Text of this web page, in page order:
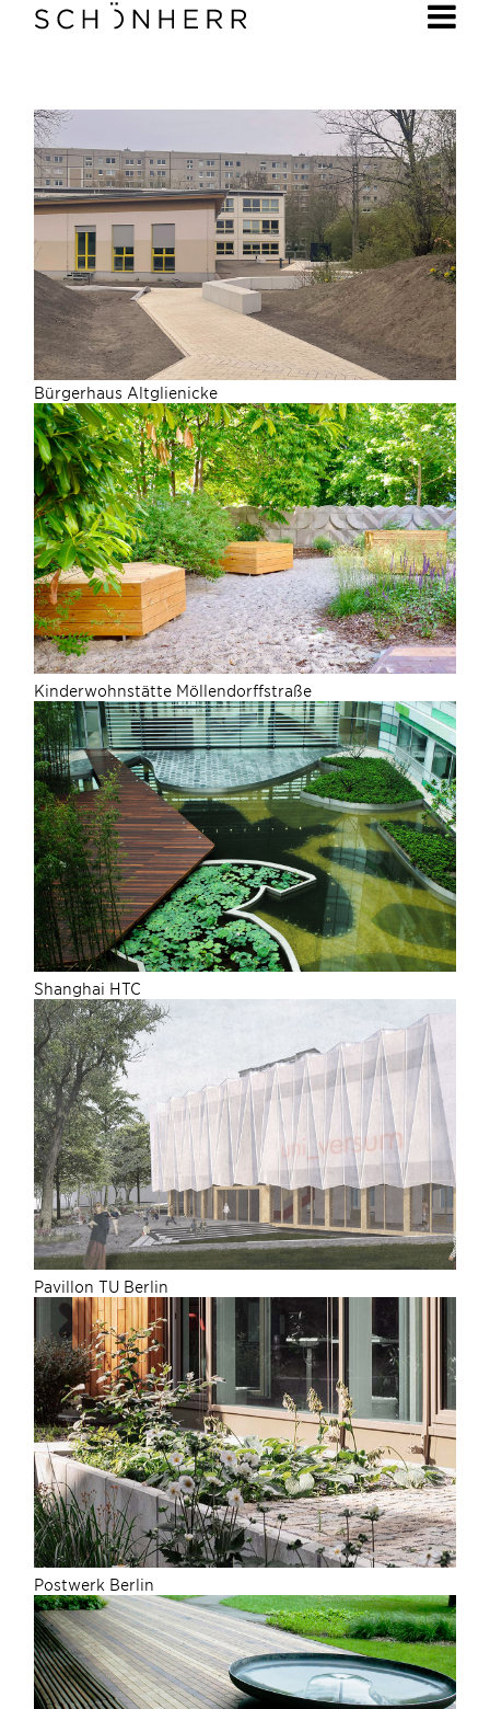
Bürgerhaus Altglienicke
Kinderwohnstätte Möllendorffstraße
Shanghai HTC
Pavillon TU Berlin
Postwerk Berlin